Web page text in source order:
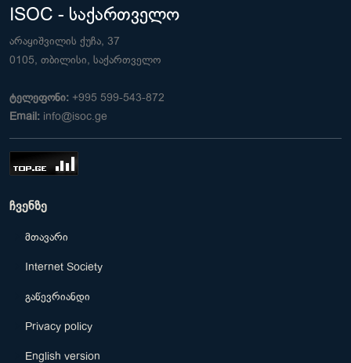
ISOC - საქართველო
არაყიშვილის ქუჩა, 37
0105, თბილისი, საქართველო
ტელეფონი: +995 599-543-872
Email: info@isoc.ge
ჩვენზე
მთავარი
Internet Society
გაწევრიანდი
Privacy policy
English version